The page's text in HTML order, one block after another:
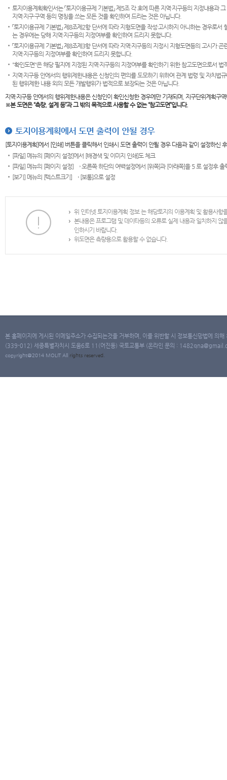
토지이용계획확인서는 「토지이용규제 기본법」 제5조 각 호에 따른 지역·지구등의 지정내용
지역·지구·구역 등의 명칭을 쓰는 모든 것을 확인하여 드리는 것은 아닙니다.
「토지이용규제 기본법」 제8조제2항 단서에 따라 지형도면을 작성·고시하지 아니하는 경우로
는 경우에는 당해 지역·지구등의 지정여부를 확인하여 드리지 못합니다.
「토지이용규제 기본법」 제8조제3항 단서에 따라 지역·지구등의 지정시 지형도면등의 고시가
지역·지구등의 지정여부를 확인하여 드리지 못합니다.
"확인도면"은 해당 필지에 지정된 지역·지구등의 지정여부를 확인하기 위한 참고도면으로서
지역·지구등 안에서의 행위제한내용은 신청인의 편의를 도모하기 위하여 관계 법령 및 자치
된 행위제한 내용 외의 모든 개발행위가 법적으로 보장되는 것은 아닙니다.
지역·지구등 안에서의 행위제한내용은 신청인이 확인신청한 경우에만 기재되며, 지구단위계획
※본 도면은“측량, 설계 등”과 그 밖의 목적으로 사용할 수 없는 “참고도면”입니다.
토지이용계획에서 도면 출력이 안될 경우
[토지이용계획]에서 [인쇄] 버튼을 클릭해서 인쇄시 도면 출력이 안될 경우 다음과 같이 설정하신
[파일] 메뉴의 [페이지 설정]에서 [배경색 및 이미지 인쇄]도 체크
[파일] 메뉴의 [페이지 설정] → 오른쪽 하단의 여백설정에서 [위쪽]과 [아래쪽]을 5 로 설정후 출
[보기] 메뉴의 [텍스트크기] → [보통]으로 설정
위 인터넷 토지이용계획 정보 는 해당토지의 이용계획 및 활용사
본내용은 프로그램 및 데이타등의 오류로 실제 내용과 일치하지
인하시기 바랍니다.
위도면은 측량용으로 활용할 수 없습니다.
본 홈페이지에 게시된 이메일주소가 수집되는것을 거부하며, 이를 위반할 시 정보통신망법에 의
(339-012) 세종특별자치시 도움6로 11(어진동) 국토교통부 (온라인 문의 :
copyright@2014 MOLIT All rights reserved.